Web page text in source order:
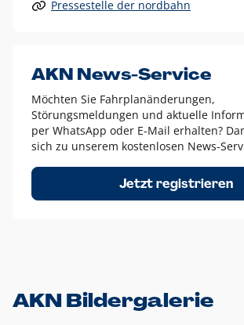
Alle anderen Logo-Varianten dürfen nur in
Diese Ausnahmen sind zum Beispiel:
dem AKN Blau,
weißes Logo auf Fotohintergründen,
schwarzes Logo für reine Schwarz-
Um das Logo herum muss ein Schutzraum
Höhe bzw. Breite des N aus AKN in alle
Pressestelle der nordbahn
AKN News-Service
Möchten Sie Fahrplanänderungen,
Störungsmeldungen und aktuelle
per WhatsApp oder E-Mail erhalten?
sich zu unserem kostenlosen News-
Jetzt registrieren
AKN Bildergalerie